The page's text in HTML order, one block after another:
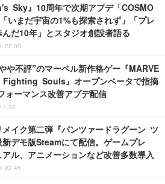
Sky』10周年で次期アプデ「COSMO
いまだ宇宙の1%も探索されず」「プレ
んだ10年」とスタジオ創設者語る
22:00
や不評”のマーベル新作格ゲー『MARVE
Fighting Souls』オープンベータで指摘
ォーマンス改善アプデ配信
1:32
メイク第二弾『パンツァードラグーン ツ
新デモ版Steamにて配信。ゲームプレ
アル、アニメーションなど改善多数導入
22:45